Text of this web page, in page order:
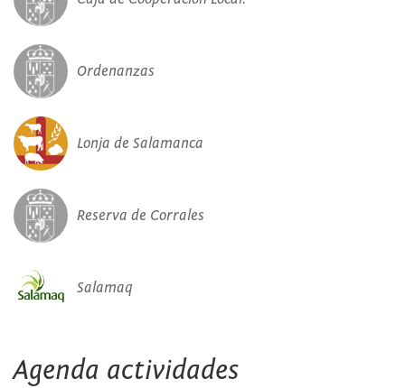
Ordenanzas
Lonja de Salamanca
Reserva de Corrales
Salamaq
Agenda actividades